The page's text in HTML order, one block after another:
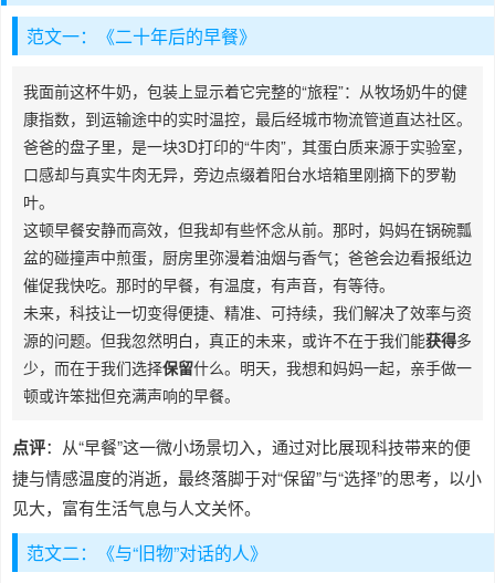
范文一：《二十年后的早餐》
我面前这杯牛奶，包装上显示着它完整的“旅程”：从牧场奶牛的健
康指数，到运输途中的实时温控，最后经城市物流管道直达社区。
爸爸的盘子里，是一块3D打印的“牛肉”，其蛋白质来源于实验室，
口感却与真实牛肉无异，旁边点缀着阳台水培箱里刚摘下的罗勒
叶。
这顿早餐安静而高效，但我却有些怀念从前。那时，妈妈在锅碗瓢
盆的碰撞声中煎蛋，厨房里弥漫着油烟与香气；爸爸会边看报纸边
催促我快吃。那时的早餐，有温度，有声音，有等待。
未来，科技让一切变得便捷、精准、可持续，我们解决了效率与资
源的问题。但我忽然明白，真正的未来，或许不在于我们能获得多
少，而在于我们选择保留什么。明天，我想和妈妈一起，亲手做一
顿或许笨拙但充满声响的早餐。
点评：从“早餐”这一微小场景切入，通过对比展现科技带来的便
捷与情感温度的消逝，最终落脚于对“保留”与“选择”的思考，以小
见大，富有生活气息与人文关怀。
范文二：《与“旧物”对话的人》